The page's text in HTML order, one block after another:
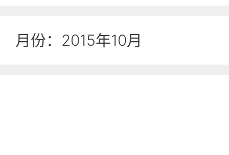
月份：2015年10月